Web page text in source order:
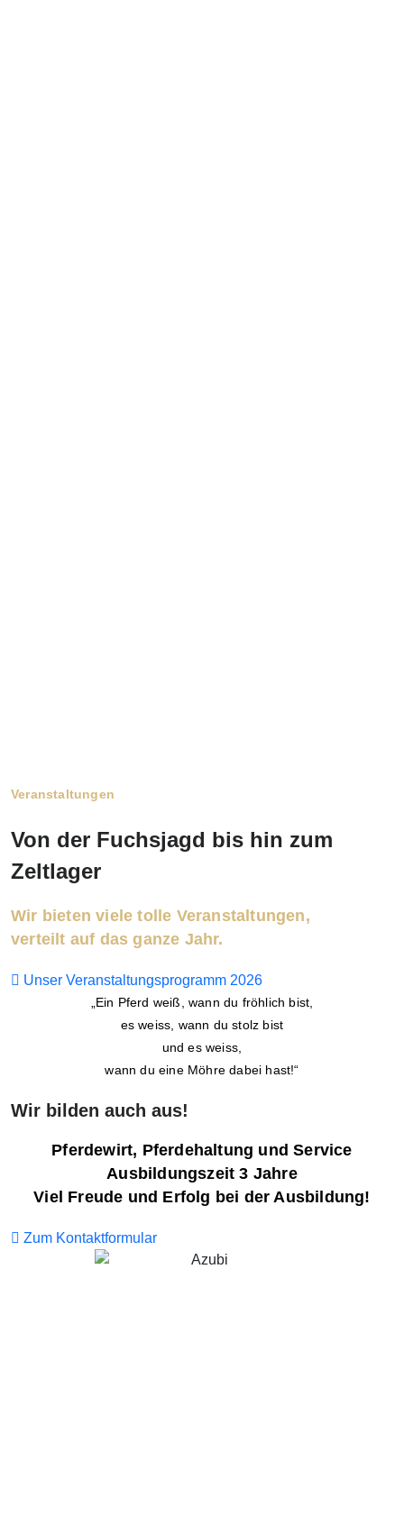
Veranstaltungen
Von der Fuchsjagd bis hin zum
Zeltlager
Wir bieten viele tolle Veranstaltungen,
verteilt auf das ganze Jahr.
Unser Veranstaltungsprogramm 2026
„Ein Pferd weiß, wann du fröhlich bist,
es weiss, wann du stolz bist
und es weiss,
wann du eine Möhre dabei hast!“
Wir bilden auch aus!
Pferdewirt, Pferdehaltung und Service
Ausbildungszeit 3 Jahre
Viel Freude und Erfolg bei der Ausbildung!
Zum Kontaktformular